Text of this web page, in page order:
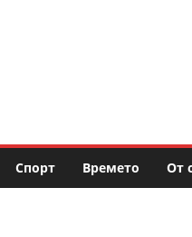
Спорт Времето От